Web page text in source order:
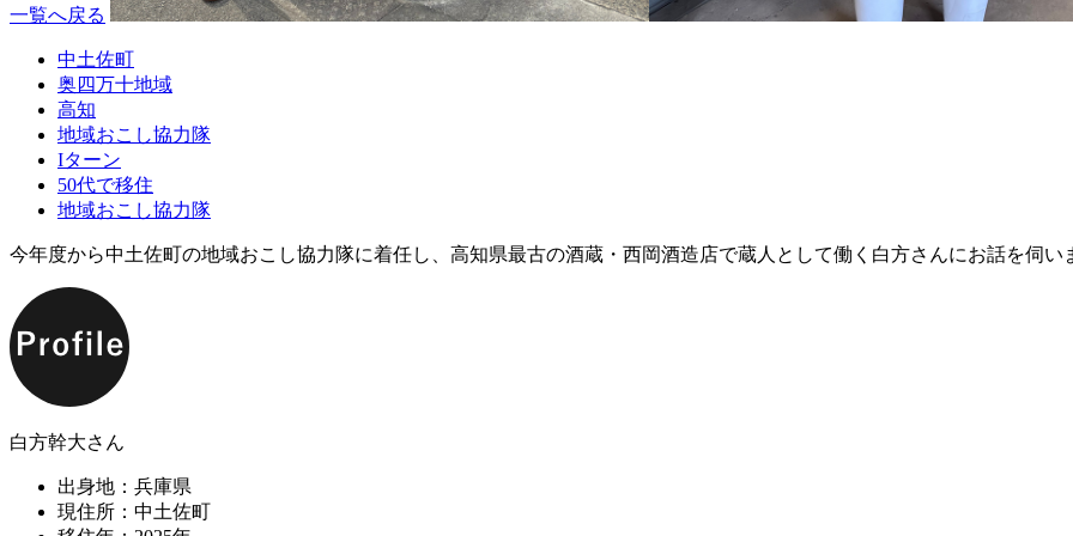
一覧へ戻る
中土佐町
奥四万十地域
高知
地域おこし協力隊
Iターン
50代で移住
地域おこし協力隊
今年度から中土佐町の地域おこし協力隊に着任し、高知県最古の酒蔵・西岡酒造店で蔵人として働く白方さんにお話を伺い
白方幹大さん
出身地：兵庫県
現住所：中土佐町